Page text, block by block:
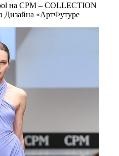
на CPM – COLLECTION
Дизайна «АртФутуре